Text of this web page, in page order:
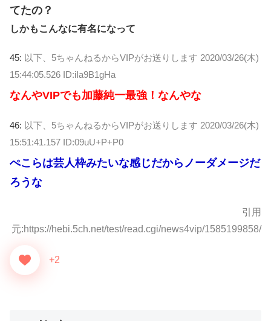
てたの？
しかもこんなに有名になって
45: 以下、5ちゃんねるからVIPがお送りします 2020/03/26(木)
15:44:05.526 ID:iIa9B1gHa
なんやVIPでも加藤純一最強！なんやな
46: 以下、5ちゃんねるからVIPがお送りします 2020/03/26(木)
15:51:41.157 ID:09uU+P+P0
ぺこらは芸人枠みたいな感じだからノーダメージだ
ろうな
引用
元:https://hebi.5ch.net/test/read.cgi/news4vip/1585199858/
+2